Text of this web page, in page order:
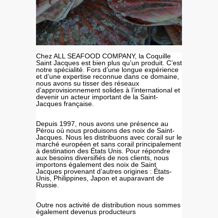
Chez ALL SEAFOOD COMPANY, la Coquille
Saint Jacques est bien plus qu’un produit. C’est
notre spécialité. Fors d’une longue expérience
et d’une expertise reconnue dans ce domaine,
nous avons su tisser des réseaux
d’approvisionnement solides à l’international et
devenir un acteur important de la Saint-
Jacques française.
Depuis 1997, nous avons une présence au
Pérou où nous produisons des noix de Saint-
Jacques. Nous les distribuons avec corail sur le
marché européen et sans corail principalement
à destination des États Unis. Pour répondre
aux besoins diversifiés de nos clients, nous
importons également des noix de Saint
Jacques provenant d’autres origines : États-
Unis, Philippines, Japon et auparavant de
Russie.
Outre nos activité de distribution nous sommes
également devenus producteurs